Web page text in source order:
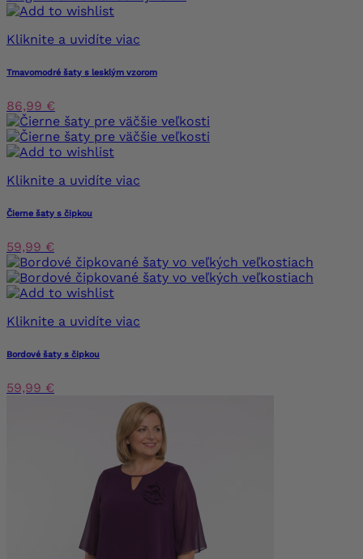
Kliknite a uvidíte viac
Tmavomodré šaty s lesklým vzorom
86,99 €
Kliknite a uvidíte viac
Čierne šaty s čipkou
59,99 €
Kliknite a uvidíte viac
Bordové šaty s čipkou
59,99 €